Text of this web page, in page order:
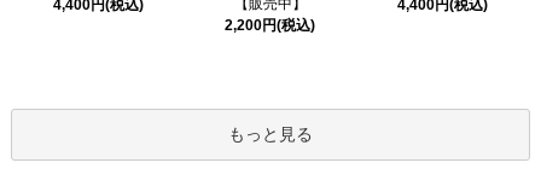
4,400円(税込)
【販売中】
2,200円(税込)
4,400円(税込)
もっと見る